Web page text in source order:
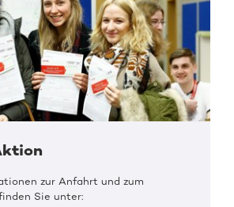
zur Anfahrt und zum
Sie unter: